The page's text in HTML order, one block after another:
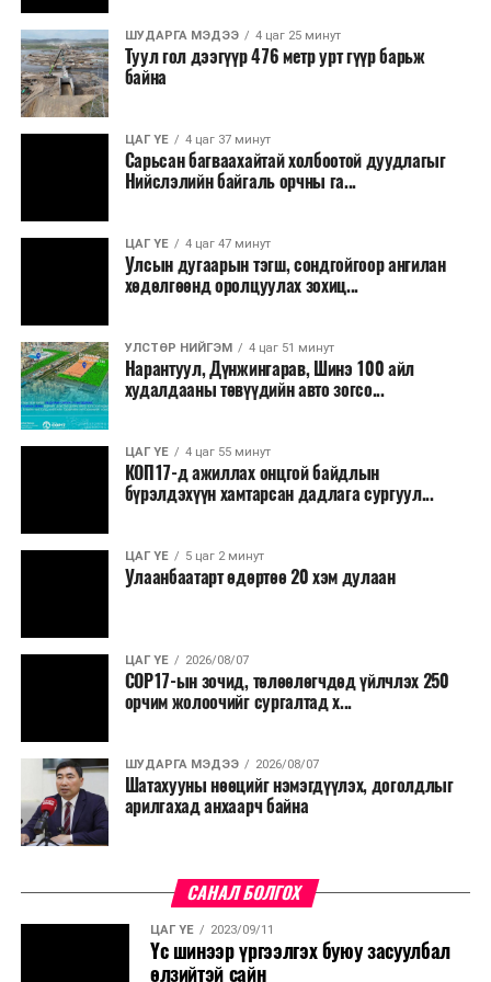
Ерөнхий сайд хэлсэн үгэндээ, Манай Засгийн газар 33
боловсруулах үйлдвэрийн ажлыг гацаанаас гаргалаа.
Үр дүнд нь 20 хувийн гүйцэтгэлтэй гацсан
нийлүүлэх, эрэл хайгуулын ажлыг эхлүүллээ. 14
байршилд Олон улсын нээлттэй сонгон шалгаруулалт
зарласан. Засгийн газар үнийн өсөлтийн эсрэг, дэлхий
сөрөг нөлөөг даван туулахын төлөө бүх шатандаа
хичээн ажиллаж байна хэмээв.
ШУДАРГА МЭДЭЭ 4 цаг 25 минут
Туул гол дээгүүр 476 метр урт гүүр барьж
байна
ЦАГ ҮЕ 4 цаг 37 минут
Сарьсан багваахайтай холбоотой дуудлагыг
Нийслэлийн байгаль орчны га...
ЦАГ ҮЕ 4 цаг 47 минут
Улсын дугаарын тэгш, сондгойгоор ангилан
хөдөлгөөнд оролцуулах зохиц...
УЛСТӨР НИЙГЭМ 4 цаг 51 минут
Нарантуул, Дүнжингарав, Шинэ 100 айл
худалдааны төвүүдийн авто зогсо...
ЦАГ ҮЕ 4 цаг 55 минут
КОП17-д ажиллах онцгой байдлын
бүрэлдэхүүн хамтарсан дадлага сургуул...
ЦАГ ҮЕ 5 цаг 2 минут
Улаанбаатарт өдөртөө 20 хэм дулаан
ЦАГ ҮЕ 2026/08/07
COP17-ын зочид, төлөөлөгчдөд үйлчлэх 250
орчим жолоочийг сургалтад х...
ШУДАРГА МЭДЭЭ 2026/08/07
Шатахууны нөөцийг нэмэгдүүлэх, доголдлыг
арилгахад анхаарч байна
САНАЛ БОЛГОХ
ЦАГ ҮЕ 2023/09/11
Үс шинээр үргээлгэх буюу засуулбал
өлзийтэй сайн